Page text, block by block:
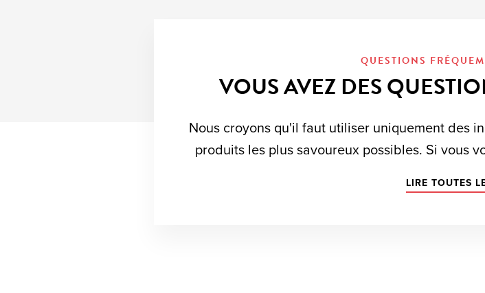
QUESTIONS
VOUS AVEZ DES
Nous croyons qu'il faut utiliser uniquement des
produits les plus savoureux possibles. Si vous
LIRE TOUTES